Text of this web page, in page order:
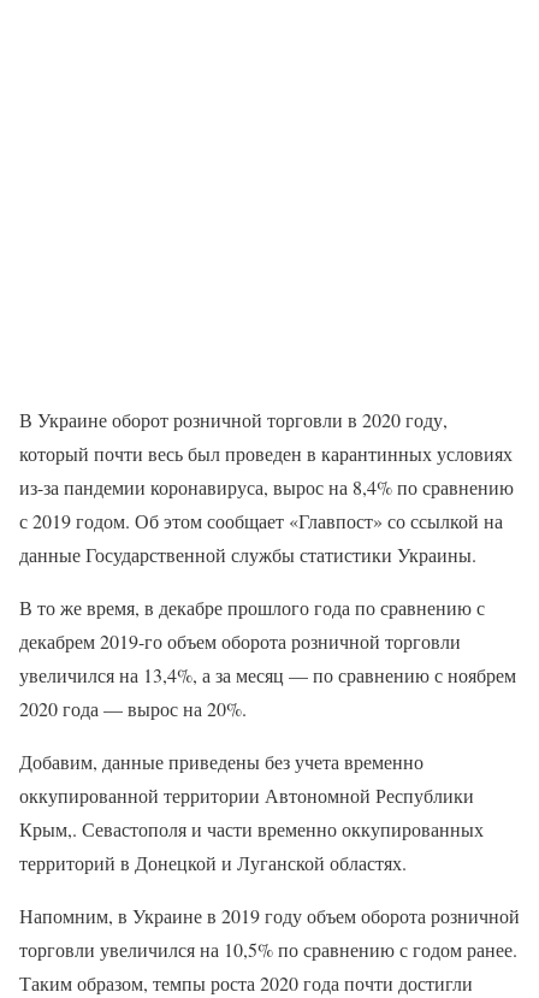
В Украине оборот розничной торговли в 2020 году,
который почти весь был проведен в карантинных условиях
из-за пандемии коронавируса, вырос на 8,4% по сравнению
с 2019 годом. Об этом сообщает «Главпост» со ссылкой на
данные Государственной службы статистики Украины.
В то же время, в декабре прошлого года по сравнению с
декабрем 2019-го объем оборота розничной торговли
увеличился на 13,4%, а за месяц — по сравнению с ноябрем
2020 года — вырос на 20%.
Добавим, данные приведены без учета временно
оккупированной территории Автономной Республики
Крым,. Севастополя и части временно оккупированных
территорий в Донецкой и Луганской областях.
Напомним, в Украине в 2019 году объем оборота розничной
торговли увеличился на 10,5% по сравнению с годом ранее.
Таким образом, темпы роста 2020 года почти достигли